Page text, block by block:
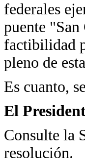
federales
puente
factibilidad
pleno de
Es cuanto,
El
Consulte la
resolución.